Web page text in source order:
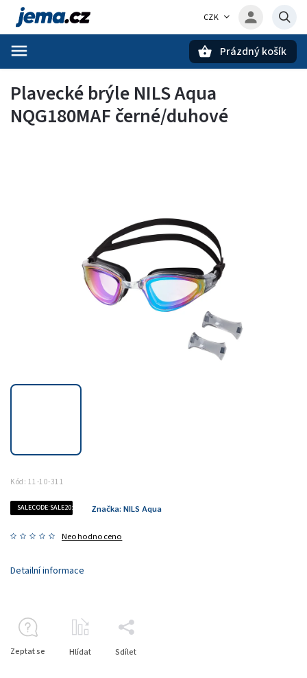
CZK
Prázdný košík
Plavecké brýle NILS Aqua
NQG180MAF černé/duhové
Kód: 11-10-311
SALECODE:SALE20:20:%
Neohodnoceno
Značka: NILS Aqua
Detailní informace
Zeptat se Hlídat Sdílet